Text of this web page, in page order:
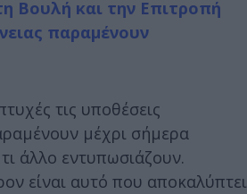
Βουλή και την Επιτροπή
παραμένουν
τις υποθέσεις
μέχρι σήμερα
άλλο εντυπωσιάζουν.
είναι αυτό που αποκαλύπτει